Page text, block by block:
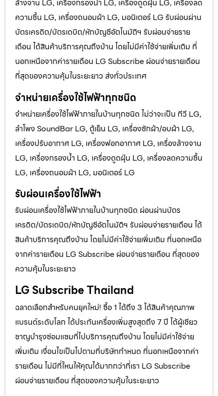
ล้างจาน LG, เครื่องกรองน้ำ LG, เครื่องดูดฝุ่น LG, เครื่องลด
ความชื้น LG, เครื่องถนอมผ้า LG, มอนิเตอร์ LG รับผ่อนผ่าน
บัตรเครดิต/บัตรเดบิต/หักบัญชีอัตโนมัติฯ รับผ่อนจ่ายราย
เดือน ได้สินค้าบริการคุณถึงบ้าน โดยไม่มีค่าใช้จ่ายเพิ่มเติม ที่
นอกเหนือจากค่ารายเดือน LG Subscribe ผ่อนจ่ายรายเดือน
ที่สุดของความคุ้มในระยะยาว ส่งทั่วประเทศ
จำหน่ายเครื่องใช้ไฟฟ้าทุกชนิด
จำหน่ายเครื่องใช้ไฟฟ้าภายในบ้านทุกชนิด ไม่ว่าจะเป็น ทีวี LG,
ลำโพง SoundBar LG, ตู้เย็น LG, เครื่องซักผ้า/อบผ้า LG,
เครื่องปรับอากาศ LG, เครื่องฟอกอากาศ LG, เครื่องล้างจาน
LG, เครื่องกรองน้ำ LG, เครื่องดูดฝุ่น LG, เครื่องลดความชื้น
LG, เครื่องถนอมผ้า LG, มอนิเตอร์ LG
รับผ่อนเครื่องใช้ไฟฟ้า
รับผ่อนเครื่องใช้ไฟฟ้าภายในบ้านทุกชนิด ผ่อนผ่านบัตร
เครดิต/บัตรเดบิต/หักบัญชีอัตโนมัติฯ รับผ่อนจ่ายรายเดือน ได้
สินค้าบริการคุณถึงบ้าน โดยไม่มีค่าใช้จ่ายเพิ่มเติม ที่นอกเหนือ
จากค่ารายเดือน LG Subscribe ผ่อนจ่ายรายเดือน ที่สุดของ
ความคุ้มในระยะยาว
LG Subscribe Thailand
ฉลาดเลือกสำหรับคนยุคใหม่! ซื้อ 1 ได้ถึง 3 ได้สินค้าคุณภาพ
แบรนด์ระดับโลก ได้ประกันเครื่องเพิ่มสูงสุดถึง 7 ปี ได้ผู้เชียว
ชาญบำรุงซ่อมแซมที่ไปบริการคุณถึงบ้าน โดยไม่มีค่าใช้จ่าย
เพิ่มเติม เงื่อนไขเป็นไปตามที่บริษัทกำหนด ที่นอกเหนือจากค่า
รายเดือน ไม่มีที่ใหนให้คุณได้มากกว่าที่เรา LG Subscribe
ผ่อนจ่ายรายเดือน ที่สุดของความคุ้มในระยะยาว